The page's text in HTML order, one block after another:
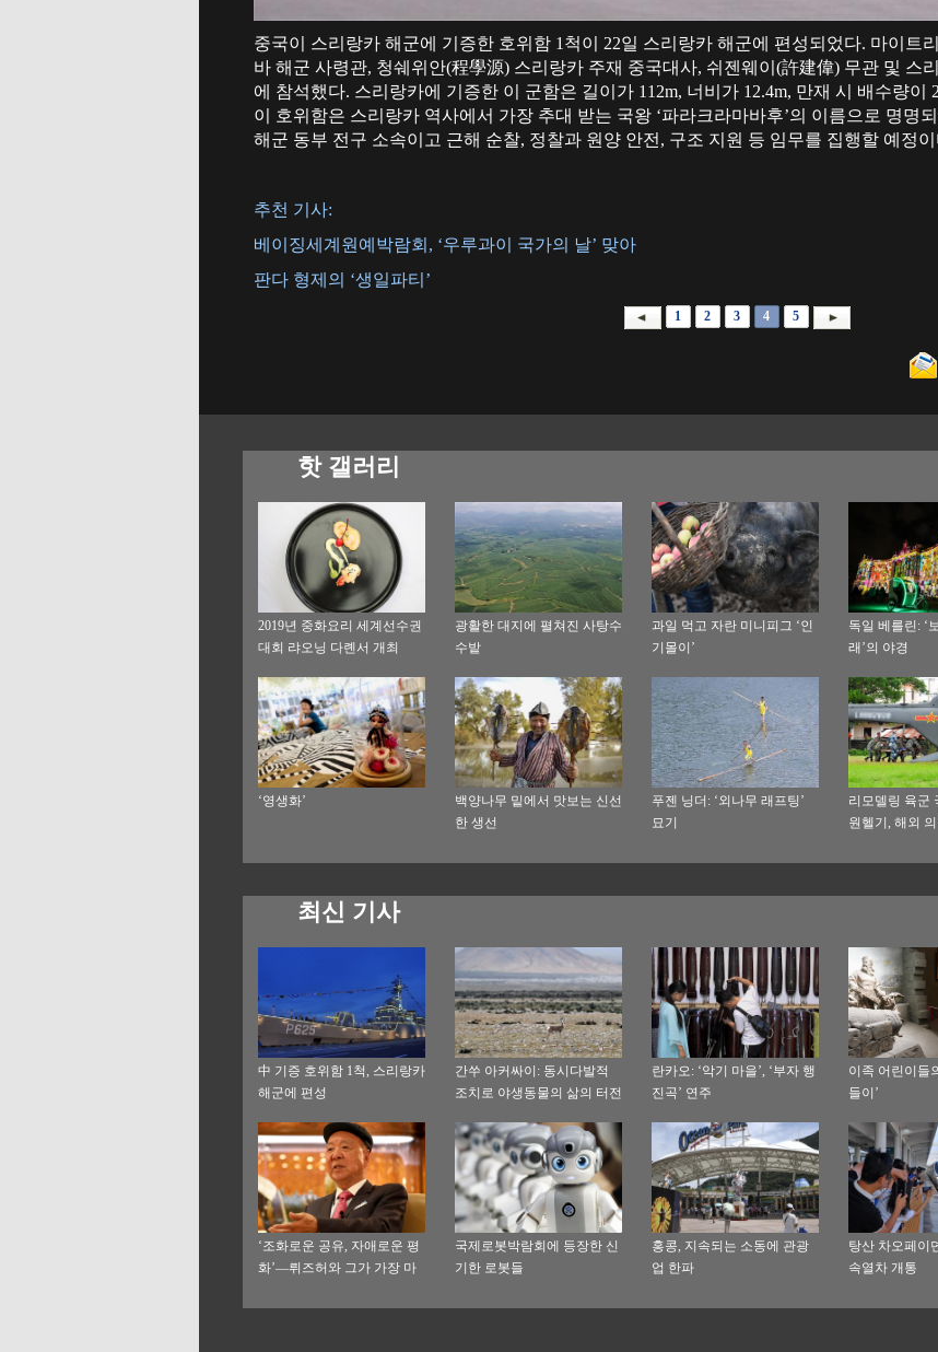
중국이 스리랑카 해군에 기증한 호위함 1척이 22일 스리랑카 해군에 편성되었다. 마이트
바 해군 사령관, 청쉐위안(程學源) 스리랑카 주재 중국대사, 쉬젠웨이(許建偉) 무관 및 스
에 참석했다. 스리랑카에 기증한 이 군함은 길이가 112m, 너비가 12.4m, 만재 시 배수량이
이 호위함은 스리랑카 역사에서 가장 추대 받는 국왕 ‘파라크라마바후’의 이름으로 명명
해군 동부 전구 소속이고 근해 순찰, 정찰과 원양 안전, 구조 지원 등 임무를 집행할 예정이
추천 기사:
베이징세계원예박람회, ‘우루과이 국가의 날’ 맞아
판다 형제의 ‘생일파티’
1 2 3 4 5
핫 갤러리
2019년 중화요리 세계선수권
대회 랴오닝 다롄서 개최
광활한 대지에 펼쳐진 사탕수
수밭
과일 먹고 자란 미니피그 ‘인
기몰이’
독일 베를린: ‘
래’의 야경
‘영생화’
백양나무 밑에서 맛보는 신선
한 생선
푸젠 닝더: ‘외나무 래프팅’
묘기
리모델링 육군
원헬기, 해외
최신 기사
中 기증 호위함 1척, 스리랑카
해군에 편성
간쑤 아커싸이: 동시다발적
조치로 야생동물의 삶의 터전
란카오: ‘악기 마을’, ‘부자 행
진곡’ 연주
이족 어린이들
들이’
‘조화로운 공유, 자애로운 평
화’—뤼즈허와 그가 가장 마
국제로봇박람회에 등장한 신
기한 로봇들
홍콩, 지속되는 소동에 관광
업 한파
탕산 차오페이
속열차 개통